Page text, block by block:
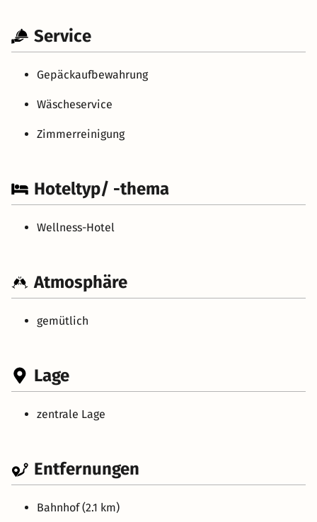
Service
Gepäckaufbewahrung
Wäscheservice
Zimmerreinigung
Hoteltyp/ -thema
Wellness-Hotel
Atmosphäre
gemütlich
Lage
zentrale Lage
Entfernungen
Bahnhof (2.1 km)